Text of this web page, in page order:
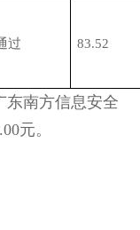
过 83.52
东南方信息安全
元。